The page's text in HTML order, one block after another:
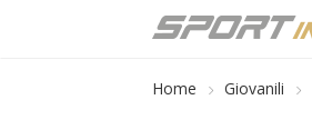
Home Giovanili